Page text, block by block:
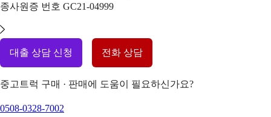
종사원증 번호 GC21-04999
대출 상담 신청 전화 상담
중고트럭 구매 · 판매에 도움이 필요하신가요?
0508-0328-7002